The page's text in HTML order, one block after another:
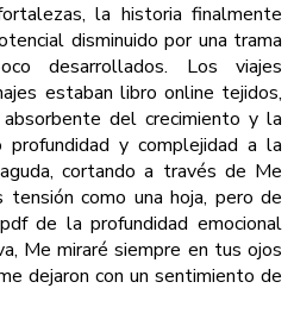
la historia finalmente
disminuido por una trama
desarrollados. Los viajes
estaban libro online​ tejidos,
del crecimiento y la
profundidad y complejidad a la
cortando a través de Me
como una hoja, pero de
de la profundidad emocional
Me miraré siempre en tus ojos
dejaron con un sentimiento de